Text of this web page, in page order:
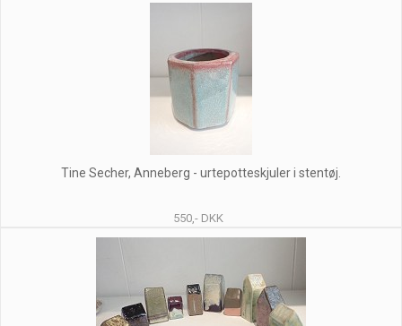
Tine Secher, Anneberg - urtepotteskjuler i stentøj.
550,- DKK